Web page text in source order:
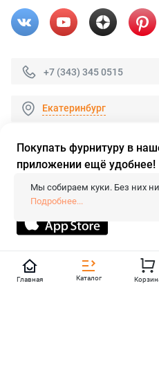
+7 (343) 345 0515
Екатеринбург
© 2026 «FieraShop.ru»
Сопровождение сайта
- Вебформат.
Все права защищены.
Не является публичной офертой
Политика конфиденциальности
Главная Каталог
Покупать фурнитуру в
приложении ещё удобнее!
Мы собираем куки. Без них
Подробнее...